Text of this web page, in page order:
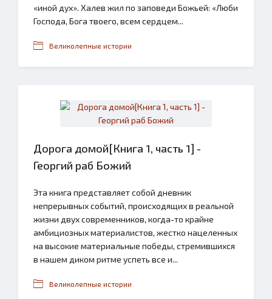
«иной дух». Халев жил по заповеди Божьей: «Люби
Господа, Бога твоего, всем сердцем...
Великолепные истории
Дорога домой[Книга 1, часть 1] -
Георгий раб Божий
Эта книга представляет собой дневник
непрерывных событий, происходящих в реальной
жизни двух современников, когда-то крайне
амбициозных материалистов, жестко нацеленных
на высокие материальные победы, стремившихся
в нашем диком ритме успеть все и...
Великолепные истории